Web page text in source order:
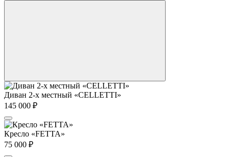
Диван 2-х местный «CELLETTI»
145 000 ₽
Кресло «FETTA»
75 000 ₽